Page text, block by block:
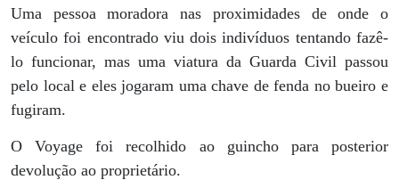
Uma pessoa moradora nas proximidades de onde o
veículo foi encontrado viu dois indivíduos tentando fazê-
lo funcionar, mas uma viatura da Guarda Civil passou
pelo local e eles jogaram uma chave de fenda no bueiro e
fugiram.
O Voyage foi recolhido ao guincho para posterior
devolução ao proprietário.